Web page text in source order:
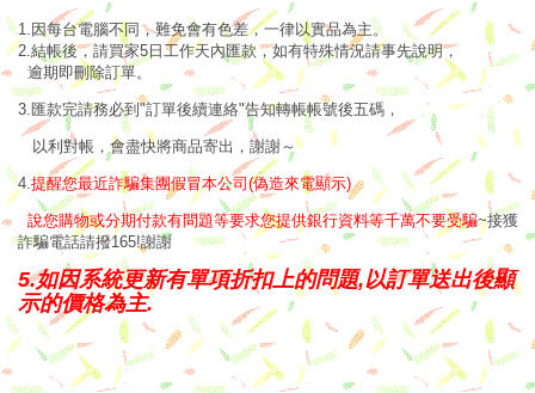
1.因每台電腦不同，難免會有色差，一律以實品為主。
2.結帳後，請買家5日工作天內匯款，如有特殊情況請事先說明，
逾期即刪除訂單。
3.匯款完請務必到"訂單後續連絡"告知轉帳帳號後五碼，
以利對帳，會盡快將商品寄出，謝謝～
4.提醒您最近詐騙集團假冒本公司(偽造來電顯示)
說您購物或分期付款有問題等要求您提供銀行資料等千萬不要受騙~接獲
詐騙電話請撥165!謝謝
5.如因系統更新有單項折扣上的問題,以訂單送出後顯
示的價格為主.